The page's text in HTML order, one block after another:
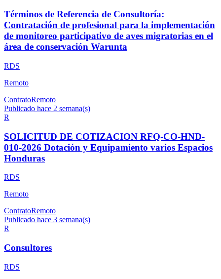
Términos de Referencia de Consultoría:
Contratación de profesional para la implementación
de monitoreo participativo de aves migratorias en el
área de conservación Warunta
RDS
Remoto
ContratoRemoto
Publicado hace 2 semana(s)
R
SOLICITUD DE COTIZACION RFQ-CO-HND-
010-2026 Dotación y Equipamiento varios Espacios
Honduras
RDS
Remoto
ContratoRemoto
Publicado hace 3 semana(s)
R
Consultores
RDS